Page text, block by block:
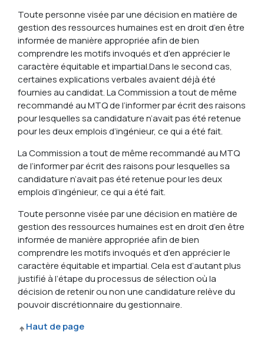
Toute personne visée par une décision en matière de
gestion des ressources humaines est en droit d’en être
informée de manière appropriée afin de bien
comprendre les motifs invoqués et d’en apprécier le
caractère équitable et impartial.Dans le second cas,
certaines explications verbales avaient déjà été
fournies au candidat. La Commission a tout de même
recommandé au MTQ de l’informer par écrit des raisons
pour lesquelles sa candidature n’avait pas été retenue
pour les deux emplois d’ingénieur, ce qui a été fait.
La Commission a tout de même recommandé au MTQ
de l’informer par écrit des raisons pour lesquelles sa
candidature n’avait pas été retenue pour les deux
emplois d’ingénieur, ce qui a été fait.
Toute personne visée par une décision en matière de
gestion des ressources humaines est en droit d’en être
informée de manière appropriée afin de bien
comprendre les motifs invoqués et d’en apprécier le
caractère équitable et impartial. Cela est d’autant plus
justifié à l’étape du processus de sélection où la
décision de retenir ou non une candidature relève du
pouvoir discrétionnaire du gestionnaire.
Haut de page